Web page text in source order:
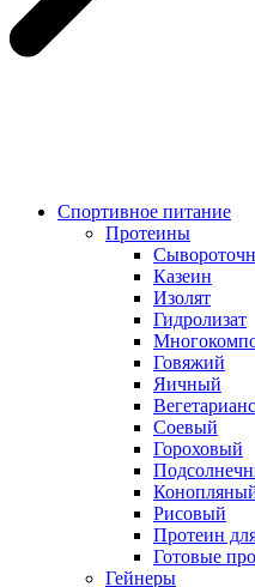
Спортивное питание
Протеины
Казеин
Изолят
Гидролизат
Говяжий
Яичный
Соевый
Гороховый
Рисовый
Протеин
Готовые
Гейнеры